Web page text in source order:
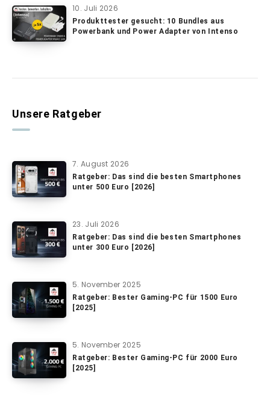
10. Juli 2026
Produkttester gesucht: 10 Bundles aus
Powerbank und Power Adapter von Intenso
Unsere Ratgeber
7. August 2026
Ratgeber: Das sind die besten Smartphones
unter 500 Euro [2026]
23. Juli 2026
Ratgeber: Das sind die besten Smartphones
unter 300 Euro [2026]
5. November 2025
Ratgeber: Bester Gaming-PC für 1500 Euro
[2025]
5. November 2025
Ratgeber: Bester Gaming-PC für 2000 Euro
[2025]